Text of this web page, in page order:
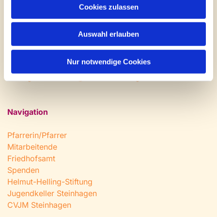
Cookies zulassen
Auswahl erlauben
Nur notwendige Cookies
Montag: geschlossen
Dienstag bis Freitag: 9 - 12 Uhr
Nachmittags nach Vereinbarung
Tel:
Fax: 0 52 04 / 25 65
Navigation
Pfarrerin/Pfarrer
Mitarbeitende
Friedhofsamt
Spenden
Helmut-Helling-Stiftung
Jugendkeller Steinhagen
CVJM Steinhagen